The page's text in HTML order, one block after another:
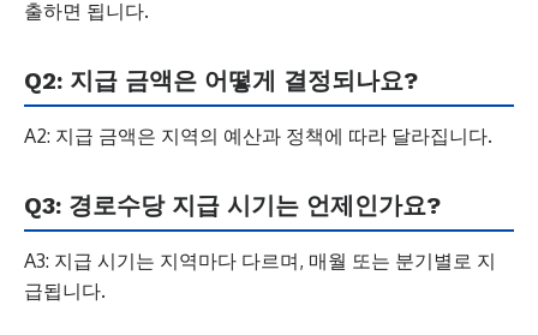
출하면 됩니다.
Q2: 지급 금액은 어떻게 결정되나요?
A2: 지급 금액은 지역의 예산과 정책에 따라 달라집니다.
Q3: 경로수당 지급 시기는 언제인가요?
A3: 지급 시기는 지역마다 다르며, 매월 또는 분기별로 지
급됩니다.